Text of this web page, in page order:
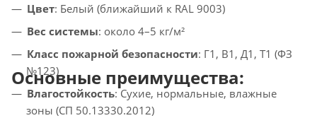
Цвет: Белый (ближайший к RAL 9003)
Вес системы: около 4–5 кг/м²
Класс пожарной безопасности: Г1, В1, Д1, Т1 (ФЗ
№123)
Влагостойкость: Сухие, нормальные, влажные
зоны (СП 50.13330.2012)
Основные преимущества: